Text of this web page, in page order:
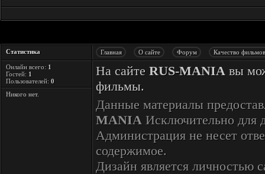
Статистика Главная О сайте Форум Качество фильмов
Онлайн всего: 1
Гостей: 1
Пользователей: 0
Никого нет.
На сайте RUS-MANIA вы
фильмы.
Данные материалы
MANIA Исключительно для
Администрация не несет
содержимое.
Дизайн является личностью